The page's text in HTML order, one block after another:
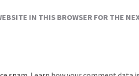
IN THIS BROWSER FOR THE